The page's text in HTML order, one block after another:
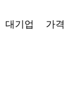
대기업 가격